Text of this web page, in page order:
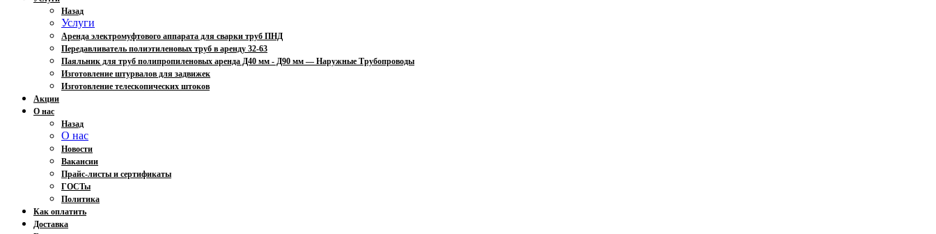
Назад
Услуги
Аренда электромуфтового аппарата для сварки труб ПНД
Передавливатель полиэтиленовых труб в аренду 32-63
Паяльник для труб полипропиленовых аренда Д40 мм - Д90 мм — Наружные Трубопроводы
Изготовление штурвалов для задвижек
Изготовление телескопических штоков
Акции
О нас
Назад
О нас
Новости
Вакансии
Прайс-листы и сертификаты
ГОСТы
Политика
Как оплатить
Доставка